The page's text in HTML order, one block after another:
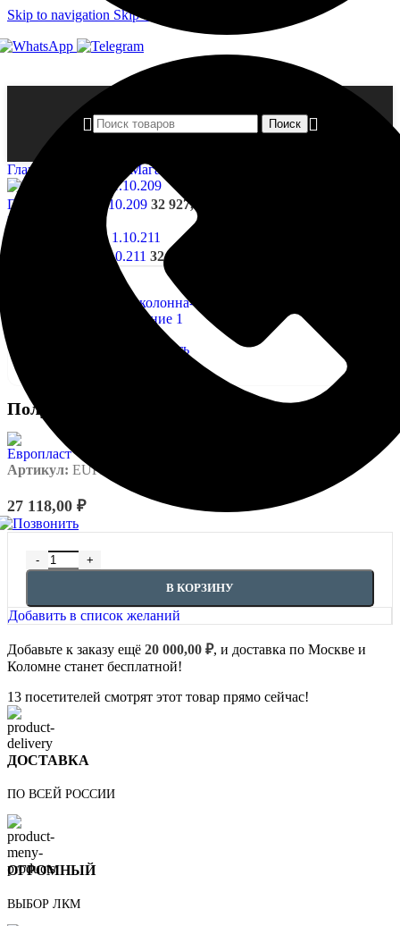
Skip to navigation Skip to main content
Поиск
Главная страница Магазин
Полуколонна- 1.10.209 32 927,00
Назад к товарам
Полуколонна- 1.10.211 32 918,00
Нажмите, чтобы увеличить
Полуколонна- 1.10.210
Артикул: EUPL-P-1.10.210
27 118,00 ₽
Количество товара Полуколонна- 1.10.210
В КОРЗИНУ
Добавить в список желаний
Добавьте к заказу ещё 20 000,00 ₽, и доставка по Москве и
Коломне станет бесплатной!
13 посетителей смотрят этот товар прямо сейчас!
ДОСТАВКА
ПО ВСЕЙ РОССИИ
ОГРОМНЫЙ
ВЫБОР ЛКМ